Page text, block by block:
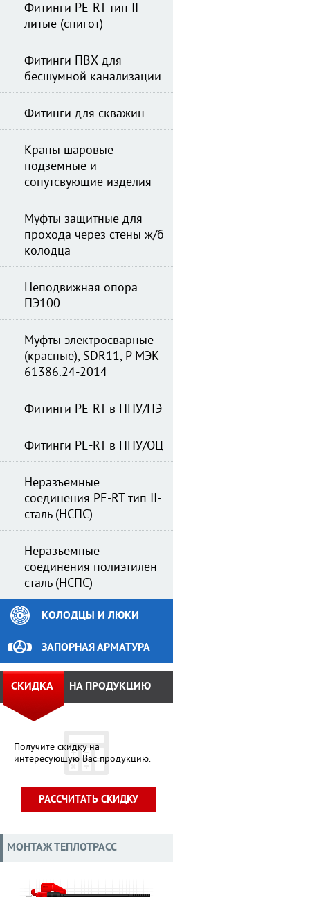
Фитинги PE-RT тип II
литые (спигот)
Фитинги ПВХ для
бесшумной канализации
Фитинги для скважин
Краны шаровые
подземные и
сопутсвующие изделия
Муфты защитные для
прохода через стены ж/б
колодца
Неподвижная опора
ПЭ100
Муфты электросварные
(красные), SDR11, Р МЭК
61386.24-2014
Фитинги PE-RT в ППУ/ПЭ
Фитинги PE-RT в ППУ/ОЦ
Неразъемные
соединения PE-RT тип II-
сталь (НСПС)
Неразъёмные
соединения полиэтилен-
сталь (НСПС)
КОЛОДЦЫ И ЛЮКИ
ЗАПОРНАЯ АРМАТУРА
Получите скидку на
интересующую Вас продукцию.
СКИДКА НА ПРОДУКЦИЮ
РАССЧИТАТЬ СКИДКУ
МОНТАЖ ТЕПЛОТРАСС